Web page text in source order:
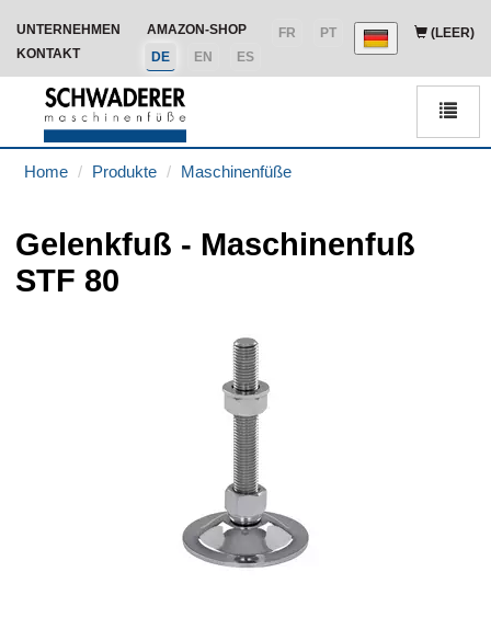
(LEER)
UNTERNEHMEN AMAZON-SHOP PT
FR
ES
EN
DE
KONTAKT
Home Produkte Maschinenfüße
Gelenkfuß - Maschinenfuß
STF 80